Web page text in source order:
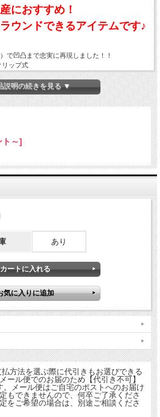
におすすめ！
ウンドできるアイテムです♪
で凹凸まで忠実に再現しました！！
リップ式
り♪★
体28×36mm
説明の続きを見る ▼
～]
あり
払方法を選ぶ際に代引きもお選びできる
ール便でのお届のため【代引き不可】
。メール便はご自宅のポストへのお届け
もできませんので、何卒ご了承くださ
をご希望の場合は、別途ご相談くださ